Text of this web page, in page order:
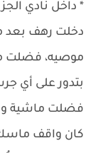
* داخل نادي
دخلت رهف بعد
موصيه، فضلت
بتدور على أي
فضلت ماشية
كان واقف